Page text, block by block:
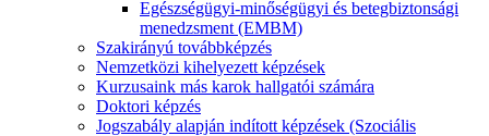
Egészségügyi-minőségügyi és betegbiztonsági
menedzsment (EMBM)
Szakirányú továbbképzés
Nemzetközi kihelyezett képzések
Kurzusaink más karok hallgatói számára
Doktori képzés
Jogszabály alapján indított képzések (Szociális